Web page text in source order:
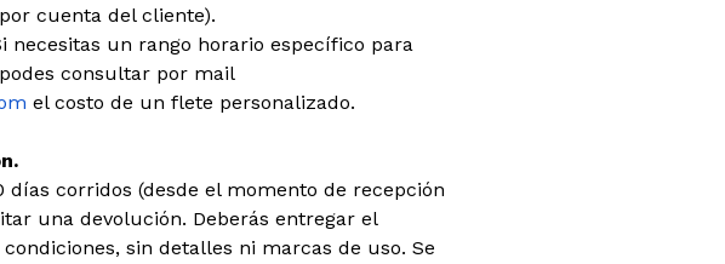
cuenta del cliente).
necesitas un rango horario específico para
consultar por mail
el costo de un flete personalizado.
días corridos (desde el momento de recepción
una devolución. Deberás entregar el
sin detalles ni marcas de uso. Se